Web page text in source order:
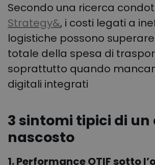
Secondo una ricerca
Strategy&, i costi legati a
logistiche possono superare
totale della spesa di
soprattutto quando
digitali integrati
3 sintomi tipici di un
nascosto
1. Performance OTIF sotto